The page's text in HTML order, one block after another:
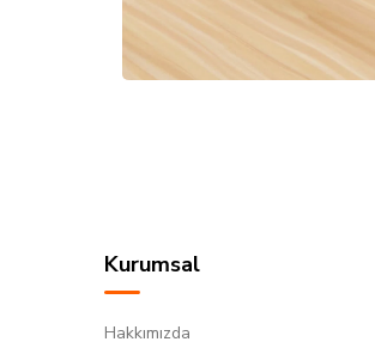
Kurumsal
Hakkımızda